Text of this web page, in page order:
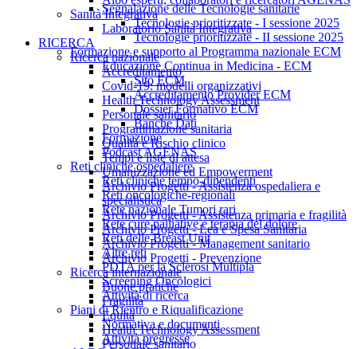
Sanità Integrativa
Laboratorio Sanità Integrativa
RICERCA
Ricerca nazionale
Accreditamento
Covid-19: modelli organizzativi
Health Technology Assessment
Personale sanitario
Programmazione sanitaria
Qualità e Rischio clinico
Tempi e liste di attesa
Umanizzazione ed Empowerment
Archivio Progetti - Assistenza ospedaliera e
specialistica
Archivio Progetti - Assistenza primaria e fragilità
Archivio Progetti - Lea e Spesa Sanitaria
Archivio Progetti - Management sanitario
Archivio Progetti - Prevenzione
Ricerca internazionale
Buone pratiche
Fragilità
Equità
Health Technology Assessment
Personale sanitario
Segnalazione delle Tecnologie sanitarie
Tecnologie prioritizzate - I sessione 2025
Tecnologie prioritizzate - II sessione 2025
Formazione e supporto al Programma nazionale ECM
Educazione Continua in Medicina - ECM
Sito ECM
Accreditamento Provider ECM
Dossier Formativo ECM
Banche Dati
Formazione
Podcast AGENAS
Reti cliniche ospedaliere
Reti cliniche tempo-dipendenti
Reti oncologiche-regionali
Rete nazionale Tumori rari
Rete cure palliative e terapia del dolore
Reti delle Breast Unit
Altre reti
PDTA per la Sclerosi Multipla
Screening Oncologici
Attività di ricerca
Piani di Rientro e Riqualificazione
Normativa e documenti
Attività pregresse